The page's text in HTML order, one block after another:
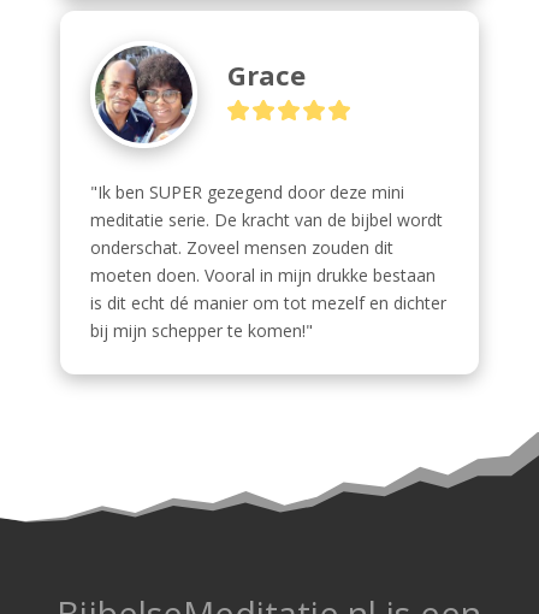
Grace
"Ik ben SUPER gezegend door deze mini
meditatie serie. De kracht van de bijbel wordt
onderschat. Zoveel mensen zouden dit
moeten doen. Vooral in mijn drukke bestaan
is dit echt dé manier om tot mezelf en dichter
bij mijn schepper te komen!"